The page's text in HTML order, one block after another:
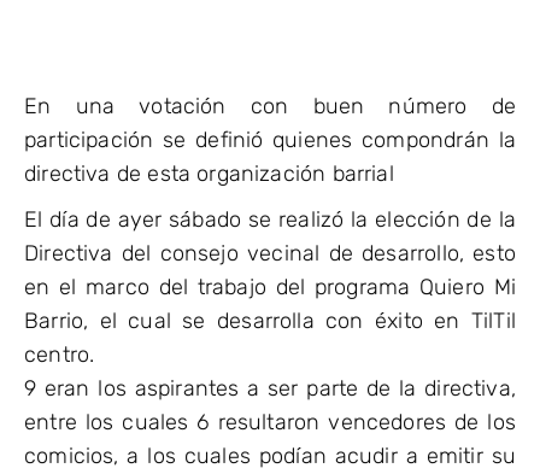
En una votación con buen número de
participación se definió quienes compondrán la
directiva de esta organización barrial
El día de ayer sábado se realizó la elección de la
Directiva del consejo vecinal de desarrollo, esto
en el marco del trabajo del programa Quiero Mi
Barrio, el cual se desarrolla con éxito en TilTil
centro.
9 eran los aspirantes a ser parte de la directiva,
entre los cuales 6 resultaron vencedores de los
comicios, a los cuales podían acudir a emitir su